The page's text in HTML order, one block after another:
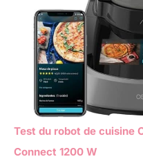
Test du robot de cuisine
Connect 1200 W